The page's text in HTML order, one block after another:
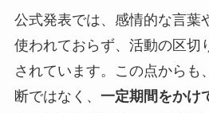
公式発表では、感情的な言葉
使われておらず、活動の区切
されています。この点からも
断ではなく、 一定期間をかけ